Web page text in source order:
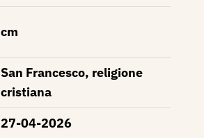
cm
San Francesco, religione
cristiana
27-04-2026